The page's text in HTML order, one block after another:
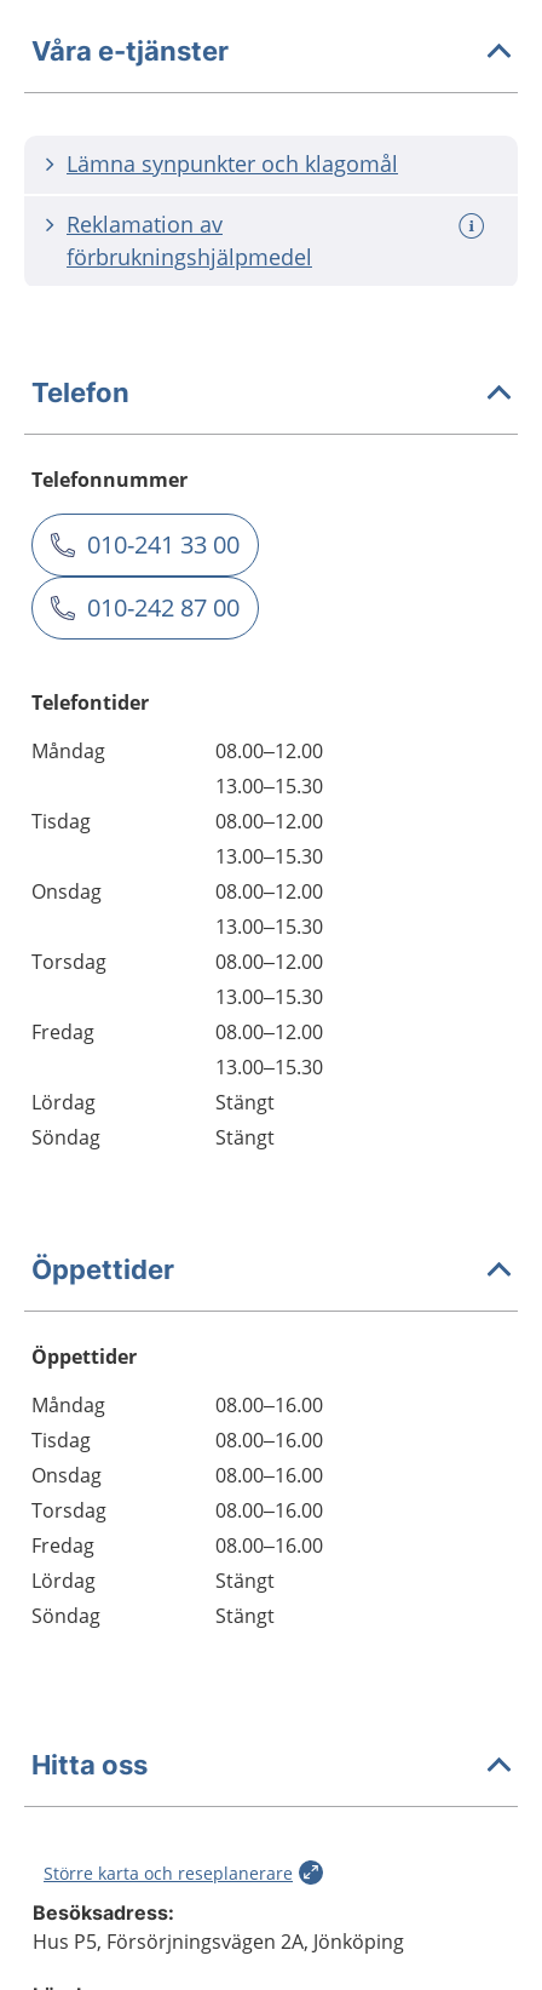
Våra e-tjänster
Lämna synpunkter och klagomål
Reklamation av
förbrukningshjälpmedel
Telefon
Telefonnummer
010-241 33 00
010-242 87 00
Telefontider
Måndag
08.00–12.00
13.00–15.30
Tisdag
08.00–12.00
13.00–15.30
Onsdag
08.00–12.00
13.00–15.30
Torsdag
08.00–12.00
13.00–15.30
Fredag
08.00–12.00
13.00–15.30
Lördag
Stängt
Söndag
Stängt
Öppettider
Öppettider
Dag
Öppettider
Kommentarer
Måndag
08.00–16.00
Tisdag
08.00–16.00
Onsdag
08.00–16.00
Torsdag
08.00–16.00
Fredag
08.00–16.00
Lördag
Stängt
Söndag
Stängt
Hitta oss
Större karta och reseplanerare
Besöksadress:
Hus P5, Försörjningsvägen 2A, Jönköping